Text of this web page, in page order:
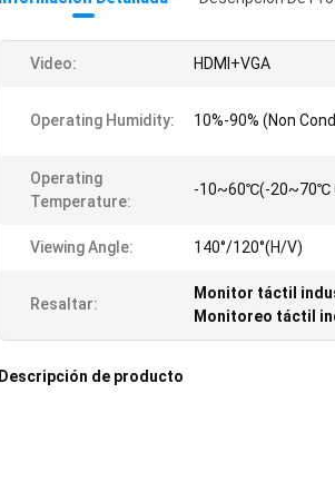
Video: HDMI+VGA
Operating Humidity: 10%-90% (Non
Operating
Temperature:
-10~60℃(-20~70℃
Viewing Angle: 140°/120°(H/V)
Resaltar:
Monitor táctil
Monitoreo táctil
Descripción de producto